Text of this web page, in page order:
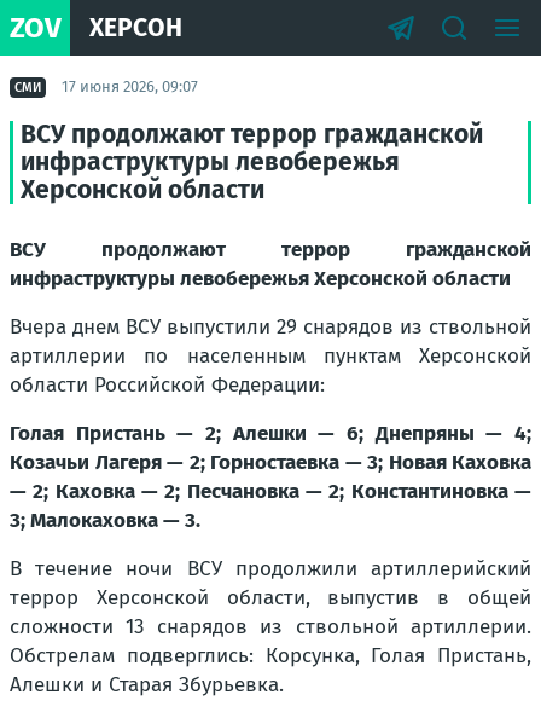
ZOV ХЕРСОН
СМИ 17 июня 2026, 09:07
ВСУ продолжают террор гражданской
инфраструктуры левобережья
Херсонской области
ВСУ продолжают террор гражданской
инфраструктуры левобережья Херсонской области
Вчера днем ВСУ выпустили 29 снарядов из ствольной
артиллерии по населенным пунктам Херсонской
области Российской Федерации:
Голая Пристань — 2; Алешки — 6; Днепряны — 4;
Козачьи Лагеря — 2; Горностаевка — 3; Новая Каховка
— 2; Каховка — 2; Песчановка — 2; Константиновка —
3; Малокаховка — 3.
В течение ночи ВСУ продолжили артиллерийский
террор Херсонской области, выпустив в общей
сложности 13 снарядов из ствольной артиллерии.
Обстрелам подверглись: Корсунка, Голая Пристань,
Алешки и Старая Збурьевка.